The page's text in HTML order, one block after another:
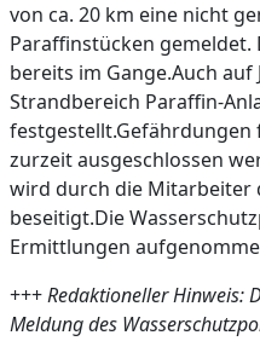
von ca. 20 km eine nicht
Paraffinstücken
bereits im Gange.Auch
Strandbereich Paraffin-
zurzeit ausgeschlossen
wird durch die Mitarbeiter
beseitigt.Die
Ermittlungen
+++Redaktioneller Hinweis:
Meldung des